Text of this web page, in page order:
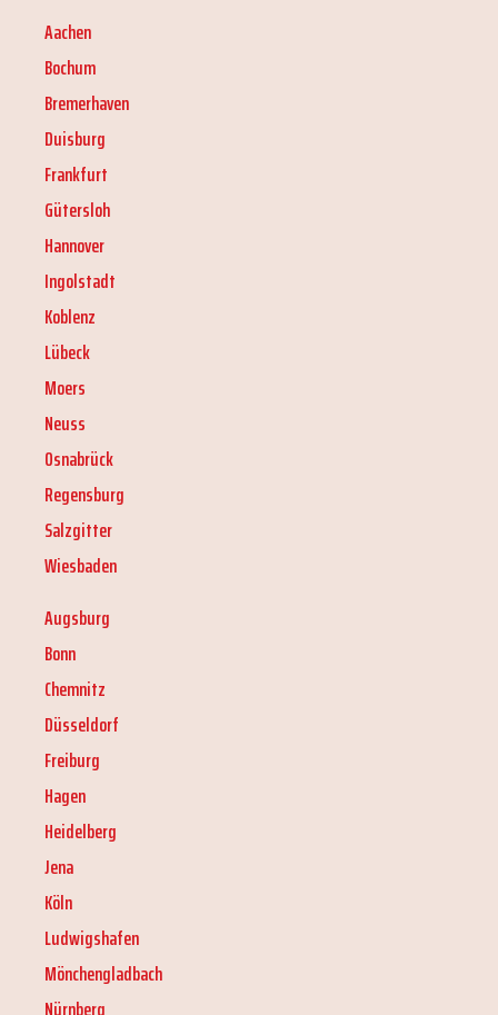
Aachen
Bochum
Bremerhaven
Duisburg
Frankfurt
Gütersloh
Hannover
Ingolstadt
Koblenz
Lübeck
Moers
Neuss
Osnabrück
Regensburg
Salzgitter
Wiesbaden
Augsburg
Bonn
Chemnitz
Düsseldorf
Freiburg
Hagen
Heidelberg
Jena
Köln
Ludwigshafen
Mönchengladbach